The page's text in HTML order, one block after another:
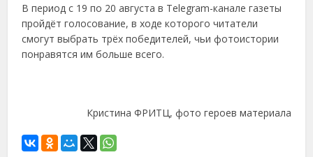
В период с 19 по 20 августа в Telegram-канале газеты
пройдёт голосование, в ходе которого читатели
смогут выбрать трёх победителей, чьи фотоистории
понравятся им больше всего.
Кристина ФРИТЦ, фото героев материала